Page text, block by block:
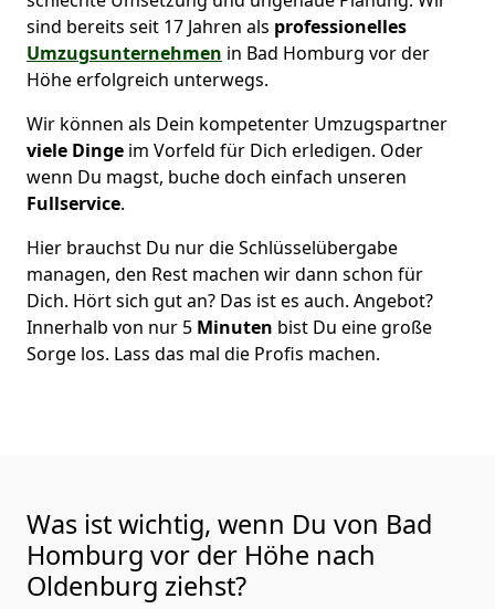
sind bereits seit 17 Jahren als professionelles
Umzugsunternehmen in Bad Homburg vor der
Höhe erfolgreich unterwegs.
Wir können als Dein kompetenter Umzugspartner
viele Dinge im Vorfeld für Dich erledigen. Oder
wenn Du magst, buche doch einfach unseren
Fullservice.
Hier brauchst Du nur die Schlüsselübergabe
managen, den Rest machen wir dann schon für
Dich. Hört sich gut an? Das ist es auch. Angebot?
Innerhalb von nur 5 Minuten bist Du eine große
Sorge los. Lass das mal die Profis machen.
Was ist wichtig, wenn Du von Bad
Homburg vor der Höhe nach
Oldenburg ziehst?